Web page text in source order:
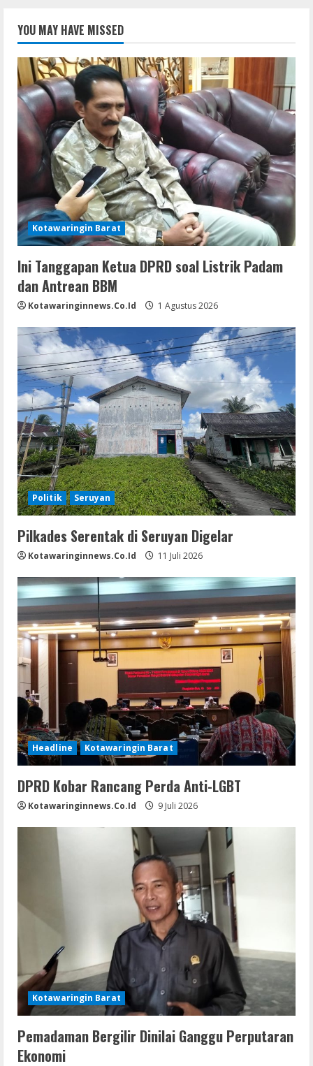
YOU MAY HAVE MISSED
Kotawaringin Barat
Ini Tanggapan Ketua DPRD soal Listrik Padam
dan Antrean BBM
Kotawaringinnews.co.id 1 Agustus 2026
Politik Seruyan
Pilkades Serentak di Seruyan Digelar
Kotawaringinnews.co.id 11 Juli 2026
Headline Kotawaringin Barat
DPRD Kobar Rancang Perda Anti-LGBT
Kotawaringinnews.co.id 9 Juli 2026
Kotawaringin Barat
Pemadaman Bergilir Dinilai Ganggu Perputaran
Ekonomi